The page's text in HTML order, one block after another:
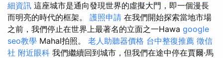
細資訊 這座城市是通向發現世界的虛擬大門，即一個漫長
而明亮的時代的框架。 護照申請 在我們開始探索當地市場
之前，我們停止在世界上最著名的立面之一Hawa google
seo教學 Mahal拍照。 老人助聽器價格 台中整復推薦 徵信
社 附近眼科 我們繼續回到城市，但我們在途中停在賈爾·馬